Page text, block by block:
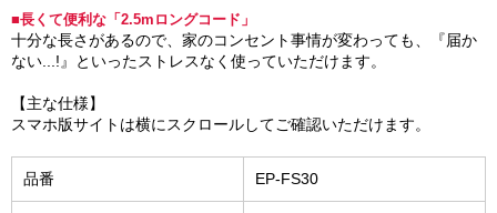
■長くて便利な「2.5mロングコード」
十分な長さがあるので、家のコンセント事情が変わっても、『届か
ない...!』といったストレスなく使っていただけます。
【主な仕様】
スマホ版サイトは横にスクロールしてご確認いただけます。
品番 EP-FS30